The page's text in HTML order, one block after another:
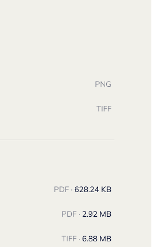
PNG
TIFF
PDF · 628.24 KB
PDF · 2.92 MB
TIFF · 6.88 MB